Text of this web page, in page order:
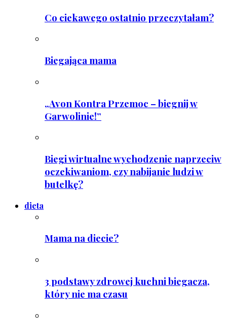
Co ciekawego ostatnio przeczytałam?
Biegająca mama
„Avon Kontra Przemoc – biegnij w
Garwolinie!”
Biegi wirtualne wychodzenie naprzeciw
oczekiwaniom, czy nabijanie ludzi w
butelkę?
dieta
Mama na diecie?
3 podstawy zdrowej kuchni biegacza,
który nie ma czasu